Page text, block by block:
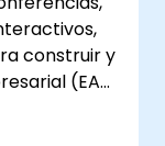
construir y
(EA)